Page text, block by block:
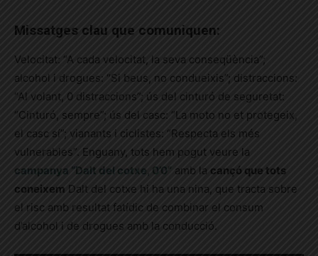
Missatges clau que comuniquen:
Velocitat: “A cada velocitat, la seva conseqüència”;
alcohol i drogues: “Si beus, no condueixis”; distraccions:
“Al volant, 0 distraccions”; ús del cinturó de seguretat:
“Cinturó, sempre”; ús del casc: “La moto no et protegeix,
el casc sí”; vianants i ciclistes: “Respecta els més
vulnerables”. Enguany, tots hem pogut veure la
campanya “Dalt del cotxe, 0’0” amb la cançó que tots
coneixem Dalt del cotxe hi ha una nina, que tracta sobre
el risc amb resultat fatídic de combinar el consum
d’alcohol i de drogues amb la conducció.